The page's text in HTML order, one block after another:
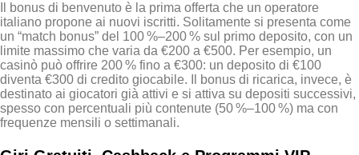
Il bonus di benvenuto è la prima offerta che un operatore
italiano propone ai nuovi iscritti. Solitamente si presenta come
un “match bonus” del 100 %–200 % sul primo deposito, con un
limite massimo che varia da €200 a €500. Per esempio, un
casinò può offrire 200 % fino a €300: un deposito di €100
diventa €300 di credito giocabile. Il bonus di ricarica, invece, è
destinato ai giocatori già attivi e si attiva su depositi successivi,
spesso con percentuali più contenute (50 %–100 %) ma con
frequenze mensili o settimanali.